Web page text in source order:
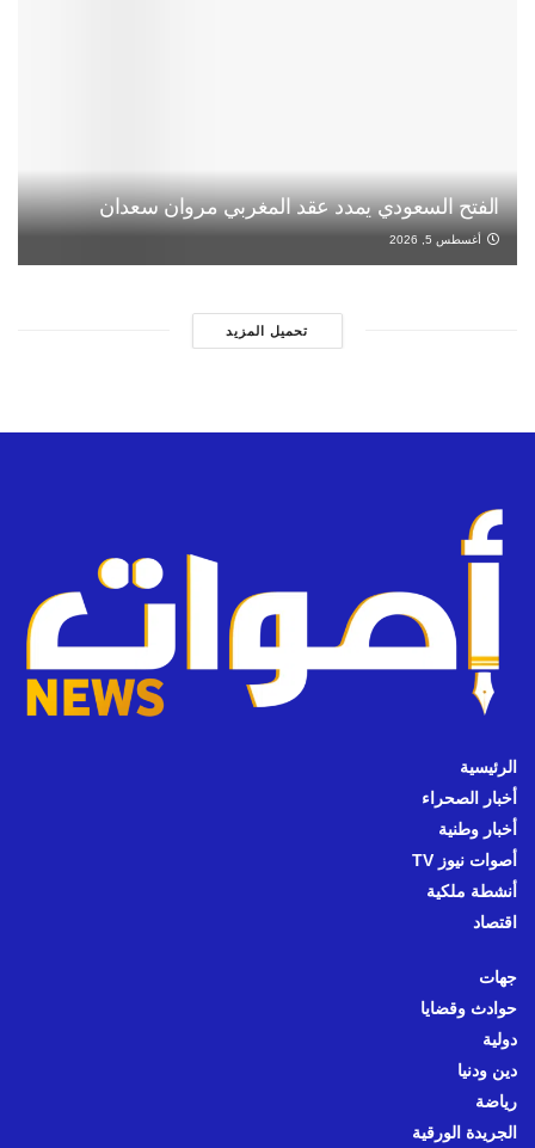
الفتح السعودي يمدد عقد المغربي مروان سعدان
أغسطس 5, 2026
تحميل المزيد
الرئيسية
أخبار الصحراء
أخبار وطنية
أصوات نيوز TV
أنشطة ملكية
اقتصاد
جهات
حوادث وقضايا
دولية
دين ودنيا
رياضة
الجريدة الورقية